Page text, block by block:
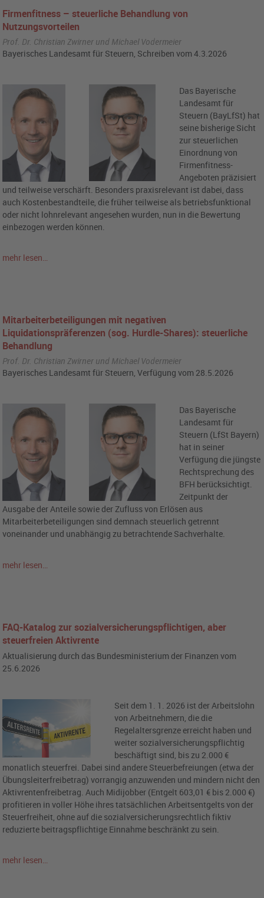
Firmenfitness – steuerliche Behandlung von
Nutzungsvorteilen
Prof. Dr. Christian Zwirner und Michael Vodermeier
Bayerisches Landesamt für Steuern, Schreiben vom 4.3.2026
Das Bayerische
Landesamt für
Steuern (BayLfSt) hat
seine bisherige Sicht
zur steuerlichen
Einordnung von
Firmenfitness-
Angeboten präzisiert
und teilweise verschärft. Besonders praxisrelevant ist dabei, dass
auch Kostenbestandteile, die früher teilweise als betriebsfunktional
oder nicht lohnrelevant angesehen wurden, nun in die Bewertung
einbezogen werden können.
mehr lesen…
Mitarbeiterbeteiligungen mit negativen
Liquidationspräferenzen (sog. Hurdle-Shares): steuerliche
Behandlung
Prof. Dr. Christian Zwirner und Michael Vodermeier
Bayerisches Landesamt für Steuern, Verfügung vom 28.5.2026
Das Bayerische
Landesamt für
Steuern (LfSt Bayern)
hat in seiner
Verfügung die jüngste
Rechtsprechung des
BFH berücksichtigt.
Zeitpunkt der
Ausgabe der Anteile sowie der Zufluss von Erlösen aus
Mitarbeiterbeteiligungen sind demnach steuerlich getrennt
voneinander und unabhängig zu betrachtende Sachverhalte.
mehr lesen…
FAQ-Katalog zur sozialversicherungspflichtigen, aber
steuerfreien Aktivrente
Aktualisierung durch das Bundesministerium der Finanzen vom
25.6.2026
Seit dem 1. 1. 2026 ist der Arbeitslohn
von Arbeitnehmern, die die
Regelaltersgrenze erreicht haben und
weiter sozialversicherungspflichtig
beschäftigt sind, bis zu 2.000 €
monatlich steuerfrei. Dabei sind andere Steuerbefreiungen (etwa der
Übungsleiterfreibetrag) vorrangig anzuwenden und mindern nicht den
Aktivrentenfreibetrag. Auch Midijobber (Entgelt 603,01 € bis 2.000 €)
profitieren in voller Höhe ihres tatsächlichen Arbeitsentgelts von der
Steuerfreiheit, ohne auf die sozialversicherungsrechtlich fiktiv
reduzierte beitragspflichtige Einnahme beschränkt zu sein.
mehr lesen…